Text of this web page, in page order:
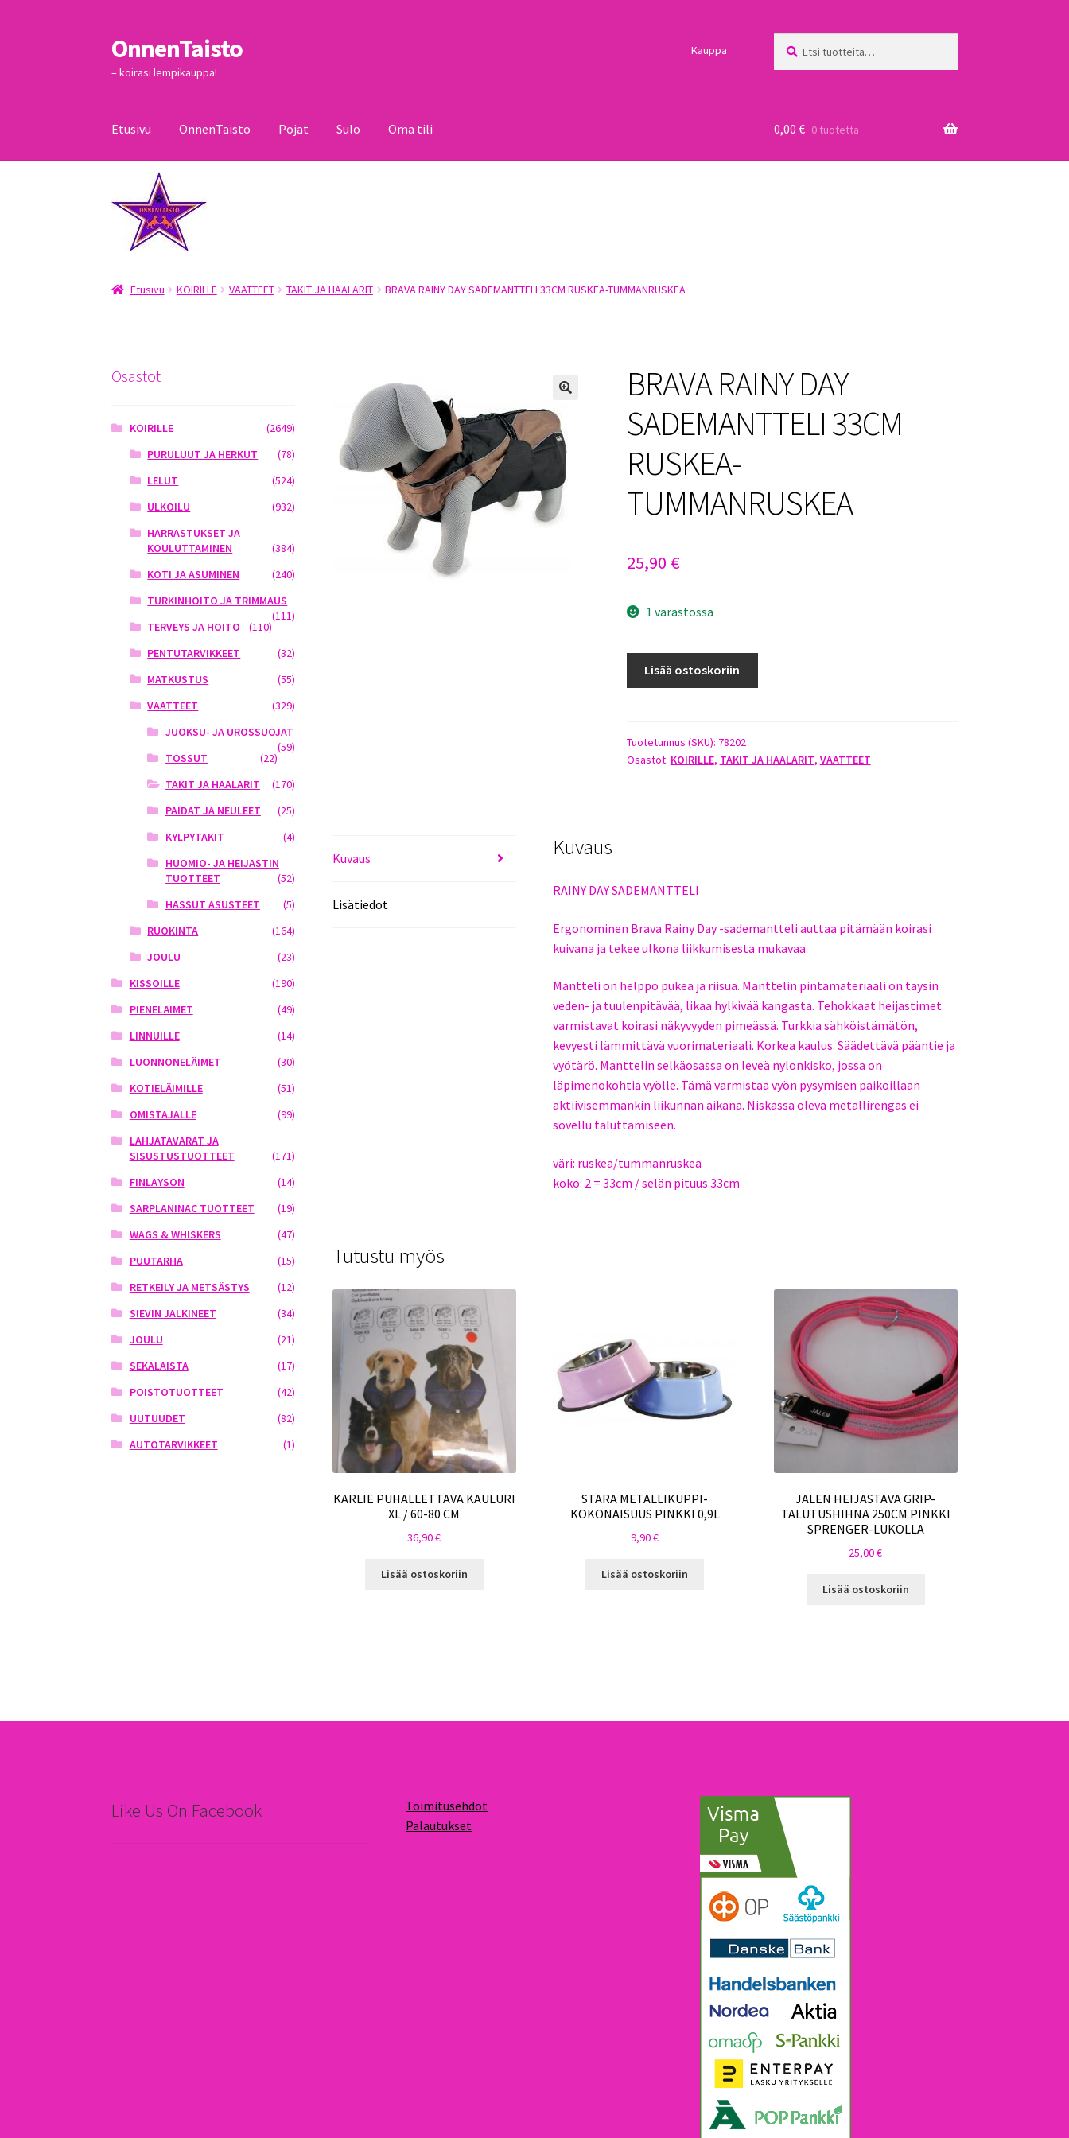
Siirry
navigointiin
Siirry
sisältöön
OnnenTaisto
– koirasi lempikauppa!
Kauppa
Etusivu OnnenTaisto Pojat Sulo Oma tili
Kassa
0,00 € 0 tuotetta
Etusivu KOIRILLE VAATTEET TAKIT JA HAALARIT BRAVA RAINY DAY SADEMANTTELI 33CM RUSKEA-TUMMANRUSKEA
BRAVA RAINY DAY
SADEMANTTELI 33CM
RUSKEA-
TUMMANRUSKEA
25,90 €
1 varastossa
33CM
RUSKEA-
Lisää ostoskoriin
Tuotetunnus (SKU): 78202
Osastot: KOIRILLE, TAKIT JA HAALARIT, VAATTEET
Kuvaus
Lisätiedot
Kuvaus
RAINY DAY SADEMANTTELI
Ergonominen Brava Rainy Day -sademantteli auttaa pitämään koirasi
kuivana ja tekee ulkona liikkumisesta mukavaa.
Mantteli on helppo pukea ja riisua. Manttelin pintamateriaali on täysin
veden- ja tuulenpitävää, likaa hylkivää kangasta. Tehokkaat heijastimet
varmistavat koirasi näkyvyyden pimeässä. Turkkia sähköistämätön,
kevyesti lämmittävä vuorimateriaali. Korkea kaulus. Säädettävä pääntie ja
vyötärö. Manttelin selkäosassa on leveä nylonkisko, jossa on
läpimenokohtia vyölle. Tämä varmistaa vyön pysymisen paikoillaan
aktiivisemmankin liikunnan aikana. Niskassa oleva metallirengas ei
sovellu taluttamiseen.
väri: ruskea/tummanruskea
koko: 2 = 33cm / selän pituus 33cm
Tutustu myös
KARLIE PUHALLETTAVA KAULURI
XL / 60-80 CM
36,90€
Lisää ostoskoriin
STARA METALLIKUPPI-
KOKONAISUUS PINKKI 0,9L
9,90€
Lisää ostoskoriin
JALEN HEIJASTAVA GRIP-
TALUTUSHIHNA 250CM PINKKI
SPRENGER-LUKOLLA
25,00€
Lisää ostoskoriin
Osastot
KOIRILLE
(2649)
PURULUUT JA HERKUT
(78)
LELUT
(524)
ULKOILU
(932)
HARRASTUKSET JA
KOULUTTAMINEN
(384)
KOTI JA ASUMINEN
(240)
TURKINHOITO JA TRIMMAUS
(111)
TERVEYS JA HOITO
(110)
PENTUTARVIKKEET
(32)
MATKUSTUS
(55)
VAATTEET
(329)
JUOKSU- JA UROSSUOJAT
(59)
TOSSUT
(22)
TAKIT JA HAALARIT
(170)
PAIDAT JA NEULEET
(25)
KYLPYTAKIT
(4)
HUOMIO- JA HEIJASTIN
TUOTTEET
(52)
HASSUT ASUSTEET
(5)
RUOKINTA
(164)
JOULU
(23)
KISSOILLE
(190)
PIENELÄIMET
(49)
LINNUILLE
(14)
LUONNONELÄIMET
(30)
KOTIELÄIMILLE
(51)
OMISTAJALLE
(99)
LAHJATAVARAT JA
SISUSTUSTUOTTEET
(171)
FINLAYSON
(14)
SARPLANINAC TUOTTEET
(19)
WAGS & WHISKERS
(47)
PUUTARHA
(15)
RETKEILY JA METSÄSTYS
(12)
SIEVIN JALKINEET
(34)
JOULU
(21)
SEKALAISTA
(17)
POISTOTUOTTEET
(42)
UUTUUDET
(82)
AUTOTARVIKKEET
(1)
Like Us On Facebook
Toimitusehdot
Palautukset